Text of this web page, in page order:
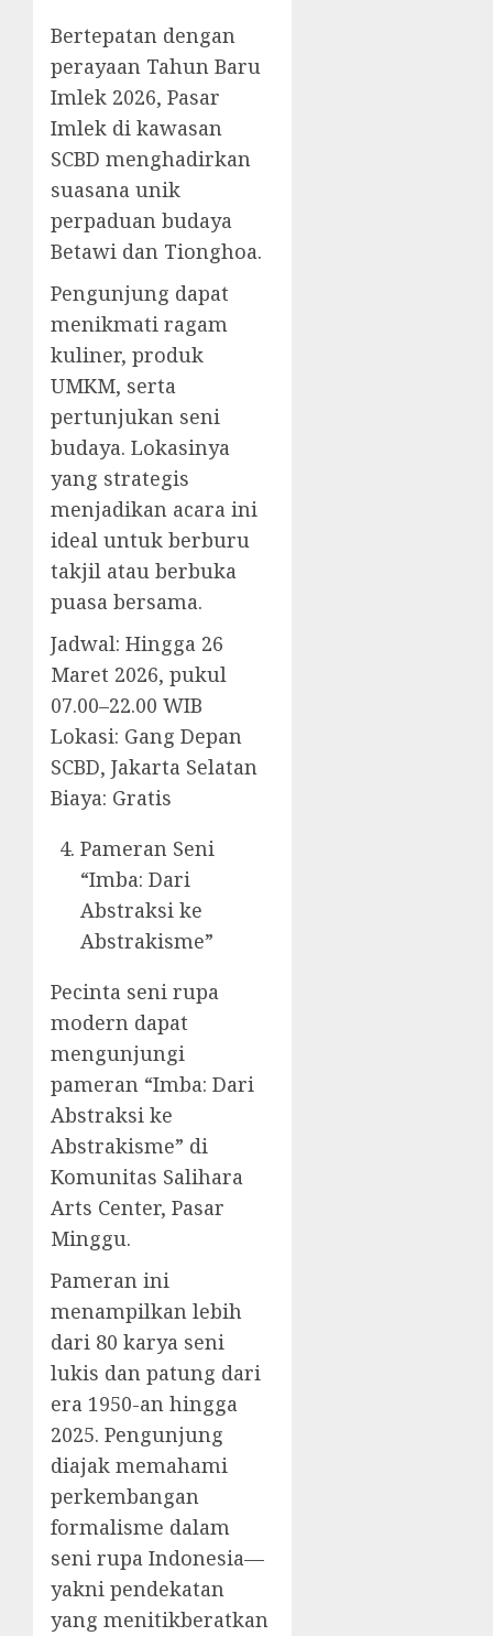
Bertepatan dengan
perayaan Tahun Baru
Imlek 2026, Pasar
Imlek di kawasan
SCBD menghadirkan
suasana unik
perpaduan budaya
Betawi dan Tionghoa.
Pengunjung dapat
menikmati ragam
kuliner, produk
UMKM, serta
pertunjukan seni
budaya. Lokasinya
yang strategis
menjadikan acara ini
ideal untuk berburu
takjil atau berbuka
puasa bersama.
Jadwal: Hingga 26
Maret 2026, pukul
07.00–22.00 WIB
Lokasi: Gang Depan
SCBD, Jakarta Selatan
Biaya: Gratis
Pameran Seni
“Imba: Dari
Abstraksi ke
Abstrakisme”
Pecinta seni rupa
modern dapat
mengunjungi
pameran “Imba: Dari
Abstraksi ke
Abstrakisme” di
Komunitas Salihara
Arts Center, Pasar
Minggu.
Pameran ini
menampilkan lebih
dari 80 karya seni
lukis dan patung dari
era 1950-an hingga
2025. Pengunjung
diajak memahami
perkembangan
formalisme dalam
seni rupa Indonesia—
yakni pendekatan
yang menitikberatkan